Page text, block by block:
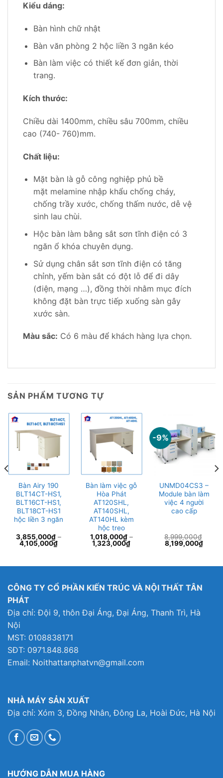
Kiểu dáng:
Bàn hình chữ nhật
Bàn văn phòng 2 hộc liền 3 ngăn kéo
Bàn làm việc có thiết kế đơn giản, thời
trang.
Kích thước:
Chiều dài 1400mm, chiều sâu 700mm, chiều
cao (740- 760)mm.
Chất liệu:
Mặt bàn là gỗ công nghiệp phủ bề
mặt melamine nhập khẩu chống cháy,
chống trầy xước, chống thấm nước, dễ vệ
sinh lau chùi.
Hộc bàn làm bằng sắt sơn tĩnh điện có 3
ngăn ổ khóa chuyên dụng.
Sử dụng chân sắt sơn tĩnh điện có tăng
chỉnh, yếm bàn sắt có đột lỗ để đi dây
(điện, mạng …), đồng thời nhằm mục đích
không đặt bàn trực tiếp xuống sàn gây
xước sàn.
Màu sắc: Có 6 màu để khách hàng lựa chọn.
SẢN PHẨM TƯƠNG TỰ
Bàn Airy 190
BLT14CT-HS1,
BLT16CT-HS1,
BLT18CT-HS1
hộc liền 3 ngăn
3,855,000₫ –
4,105,000₫
Bàn làm việc gỗ
Hòa Phát
AT120SHL,
AT140SHL,
AT140HL kèm
hộc treo
1,018,000₫–
1,323,000₫
-9%
UNMD04CS3 –
Module bàn làm
việc 4 người
cao cấp
8,999,000₫
Giá
gốc
8,199,000₫Giá
CÔNG TY CỔ PHẦN KIẾN TRÚC VÀ NỘI THẤT TÂN
PHÁT
Địa chỉ: Đội 9, thôn Đại Áng, Đại Áng, Thanh Trì, Hà
Nội
MST: 0108838171
SĐT: 0971.848.868
Email: Noithattanphatvn@gmail.com
NHÀ MÁY SẢN XUẤT
Địa chỉ: Xóm 3, Đồng Nhân, Đông La, Hoài Đức, Hà Nội
HƯỚNG DẪN MUA HÀNG